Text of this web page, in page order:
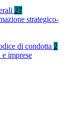
27
strategico-
di condotta 2
imprese